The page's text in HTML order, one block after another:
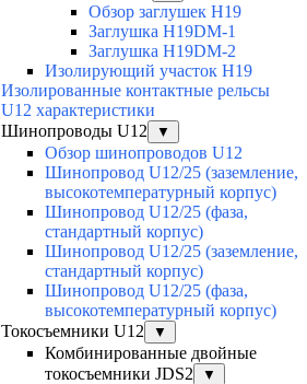
Обзор заглушек H19
Заглушка H19DM-1
Заглушка H19DM-2
Изолирующий участок H19
Изолированные контактные рельсы
U12 характеристики
Шинопроводы U12
▼
Обзор шинопроводов U12
Шинопровод U12/25 (заземление,
высокотемпературный корпус)
Шинопровод U12/25 (фаза,
стандартный корпус)
Шинопровод U12/25 (заземление,
стандартный корпус)
Шинопровод U12/25 (фаза,
высокотемпературный корпус)
Токосъемники U12
▼
Комбинированные двойные
токосъемники JDS2
▼